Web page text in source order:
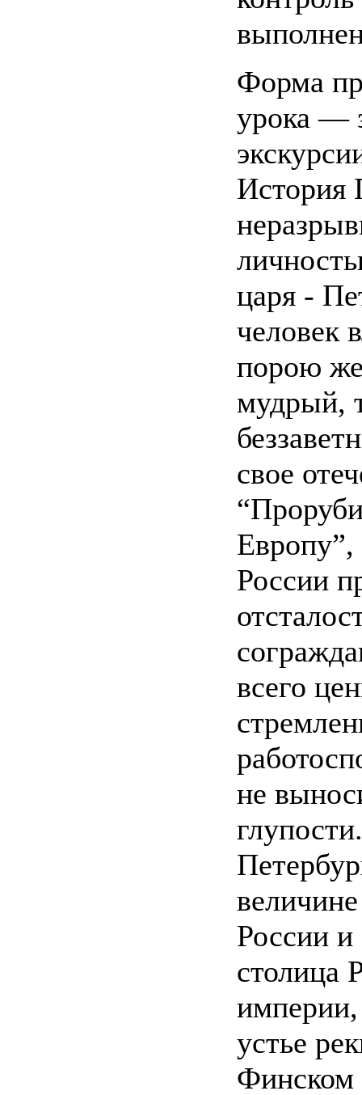
Форма
урока —
История
царя -
человек
порою
мудрый,
свое
России
всего
не
России
столица
устье
Финском